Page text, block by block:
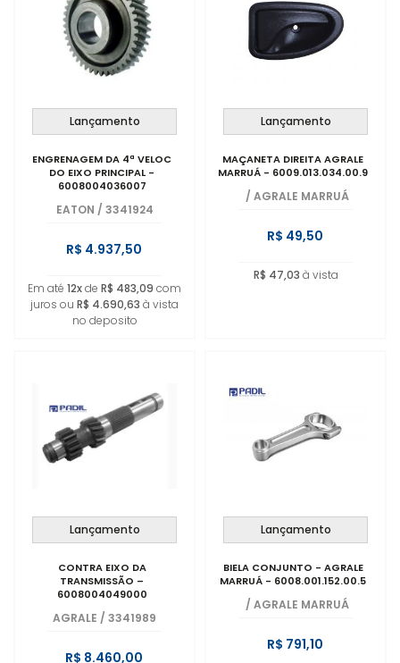
Lançamento
ENGRENAGEM DA 4ª VELOC
DO EIXO PRINCIPAL -
6008004036007
EATON / 3341924
R$ 4.937,50
Em até 12xde R$ 483,09 com
juros ou R$ 4.690,63 à vista
no deposito
Lançamento
MAÇANETA DIREITA AGRALE
MARRUÁ - 6009.013.034.00.9
/ AGRALE MARRUÁ
R$ 49,50
R$ 47,03 à vista
Lançamento
CONTRA EIXO DA
TRANSMISSÃO –
6008004049000
AGRALE / 3341989
R$ 8.460,00
Lançamento
BIELA CONJUNTO - AGRALE
MARRUÁ - 6008.001.152.00.5
/ AGRALE MARRUÁ
R$ 791,10